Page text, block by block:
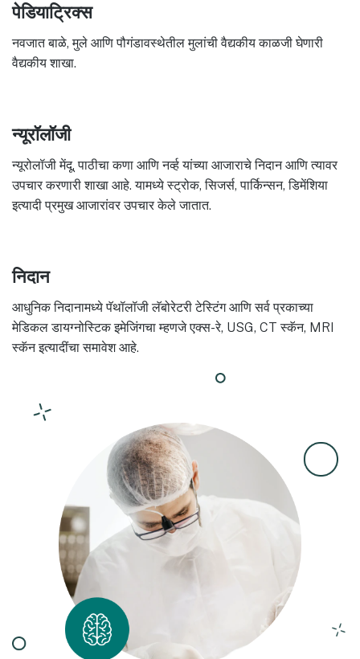
पेडियाट्रिक्स
नवजात बाळे, मुले आणि पौगंडावस्थेतील मुलांची वैद्यकीय काळजी घेणारी
वैद्यकीय शाखा.
न्यूरॉलॉजी
न्यूरोलॉजी मेंदू, पाठीचा कणा आणि नर्व्ह यांच्या आजाराचे निदान आणि त्यावर
उपचार करणारी शाखा आहे. यामध्ये स्ट्रोक, सिजर्स, पार्किन्सन, डिमेंशिया
इत्यादी प्रमुख आजारांवर उपचार केले जातात.
निदान
आधुनिक निदानामध्ये पॅथॉलॉजी लॅबोरेटरी टेस्टिंग आणि सर्व प्रकाच्या
मेडिकल डायग्नोस्टिक इमेजिंगचा म्हणजे एक्स-रे, USG, CT स्कॅन, MRI
स्कॅन इत्यादींचा समावेश आहे.